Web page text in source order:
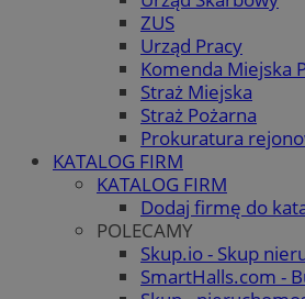
ZUS
Urząd Pracy
Komenda Miejska
Straż Miejska
Straż Pożarna
Prokuratura
KATALOG FIRM
KATALOG FIRM
Dodaj firmę do
POLECAMY
Skup.io - Skup
SmartHalls.com -